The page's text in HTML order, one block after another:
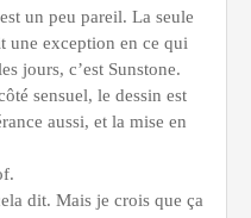
un peu pareil. La seule
une exception en ce qui
jours, c’est Sunstone.
sensuel, le dessin est
aussi, et la mise en
dit. Mais je crois que ça